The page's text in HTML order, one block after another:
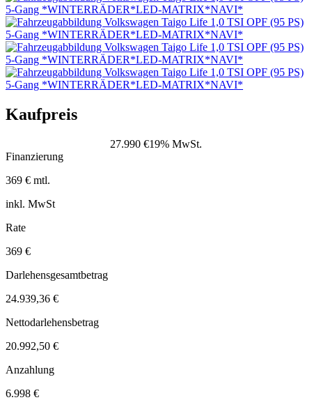
Kaufpreis
27.990 €19% MwSt.
Finanzierung
369 € mtl.
inkl. MwSt
Rate
369 €
Darlehensgesamtbetrag
24.939,36 €
Nettodarlehensbetrag
20.992,50 €
Anzahlung
6.998 €